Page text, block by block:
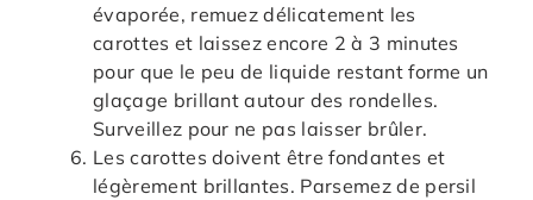
évaporée, remuez délicatement les
carottes et laissez encore 2 à 3 minutes
pour que le peu de liquide restant forme un
glaçage brillant autour des rondelles.
Surveillez pour ne pas laisser brûler.
Les carottes doivent être fondantes et
légèrement brillantes. Parsemez de persil